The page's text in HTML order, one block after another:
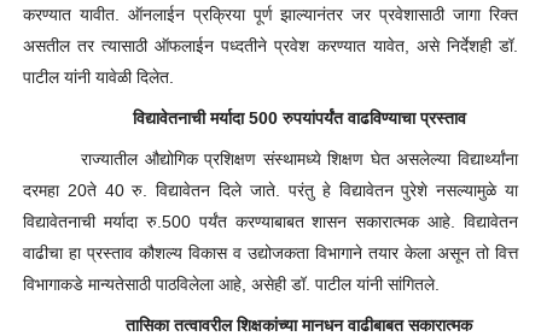
करण्यात यावीत. ऑनलाईन प्रक्रिया पूर्ण झाल्यानंतर जर प्रवेशासाठी जागा रिक्त
असतील तर त्यासाठी ऑफलाईन पध्दतीने प्रवेश करण्यात यावेत, असे निर्देशही डॉ.
पाटील यांनी यावेळी दिलेत.
विद्यावेतनाची मर्यादा500रुपयांपर्यंत वाढविण्याचा प्रस्ताव
राज्यातील औद्योगिक प्रशिक्षण संस्थामध्ये शिक्षण घेत असलेल्या विद्यार्थ्यांना
दरमहा 20ते 40रु. विद्यावेतन दिले जाते. परंतु हे विद्यावेतन पुरेशे नसल्यामुळे या
विद्यावेतनाची मर्यादा रु. 500 पर्यंत करण्याबाबत शासन सकारात्मक आहे. विद्यावेतन
वाढीचा हा प्रस्ताव कौशल्य विकास व उद्योजकता विभागाने तयार केला असून तो वित्त
विभागाकडे मान्यतेसाठी पाठविलेला आहे, असेही डॉ. पाटील यांनी सांगितले.
तासिका तत्वावरील शिक्षकांच्या मानधन वाढीबाबत सकारात्मक